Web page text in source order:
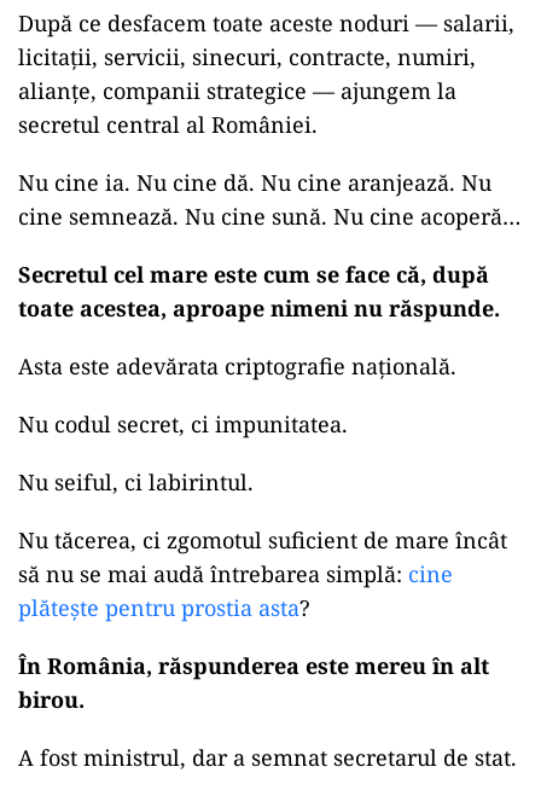
După ce desfacem toate aceste noduri — salarii,
licitații, servicii, sinecuri, contracte, numiri,
alianțe, companii strategice — ajungem la
secretul central al României.
Nu cine ia. Nu cine dă. Nu cine aranjează. Nu
cine semnează. Nu cine sună. Nu cine acoperă…
Secretul cel mare este cum se face că, după
toate acestea, aproape nimeni nu răspunde.
Asta este adevărata criptografie națională.
Nu codul secret, ci impunitatea.
Nu seiful, ci labirintul.
Nu tăcerea, ci zgomotul suficient de mare încât
să nu se mai audă întrebarea simplă: cine
plătește pentru prostia asta?
În România, răspunderea este mereu în alt
birou.
A fost ministrul, dar a semnat secretarul de stat.